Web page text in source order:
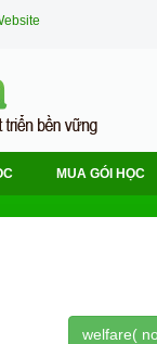
MUA GÓI HỌC
welfare(